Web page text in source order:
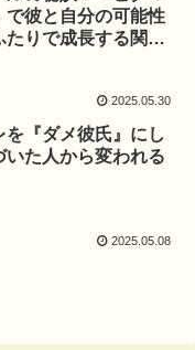
で彼と自分の可能性
たりで成長する関係
2025.05.30
を『ダメ彼氏』にし
いた人から変われる
2025.05.08